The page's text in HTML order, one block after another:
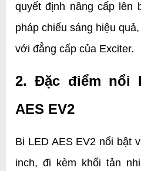
quyết định nâng cấp lên
pháp chiếu sáng hiệu
với đẳng cấp của Exciter.
2. Đặc điểm nổi
AES EV2
Bi LED AES EV2 nổi bật
inch, đi kèm khối tản